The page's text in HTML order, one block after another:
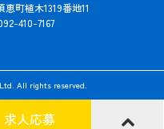
町植木1319番地11
410-7167
All rights reserved.
求人応募